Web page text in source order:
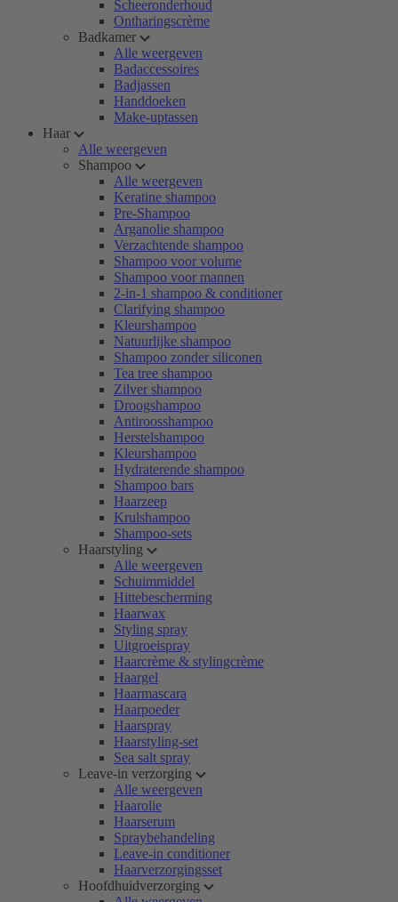
Scheeronderhoud
Ontharingscrème
Badkamer
Alle weergeven
Badaccessoires
Badjassen
Handdoeken
Make-uptassen
Haar
Alle weergeven
Shampoo
Alle weergeven
Keratine shampoo
Pre-Shampoo
Arganolie shampoo
Verzachtende shampoo
Shampoo voor volume
Shampoo voor mannen
2-in-1 shampoo & conditioner
Clarifying shampoo
Kleurshampoo
Natuurlijke shampoo
Shampoo zonder siliconen
Tea tree shampoo
Zilver shampoo
Droogshampoo
Antiroosshampoo
Herstelshampoo
Kleurshampoo
Hydraterende shampoo
Shampoo bars
Haarzeep
Krulshampoo
Shampoo-sets
Haarstyling
Alle weergeven
Schuimmiddel
Hittebescherming
Haarwax
Styling spray
Uitgroeispray
Haarcrème & stylingcrème
Haargel
Haarmascara
Haarpoeder
Haarspray
Haarstyling-set
Sea salt spray
Leave-in verzorging
Alle weergeven
Haarolie
Haarserum
Spraybehandeling
Leave-in conditioner
Haarverzorgingsset
Hoofdhuidverzorging